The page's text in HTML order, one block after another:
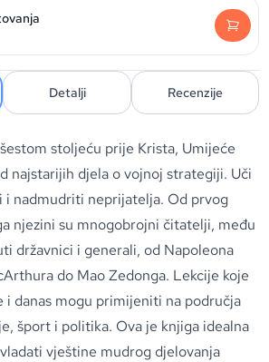
Detalji Recenzije
stoljeću prije Krista, Umijeće
najstarijih djela o vojnoj strategiji. Uči
i nadmudriti neprijatelja. Od prvog
njezini su mnogobrojni čitatelji, među
državnici i generali, od Napoleona
do Mao Zedonga. Lekcije koje
i danas mogu primijeniti na područja
šport i politika. Ova je knjiga idealna
vještine mudrog djelovanja